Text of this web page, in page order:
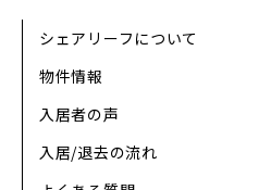
シェアリーフについて
物件情報
入居者の声
入居/退去の流れ